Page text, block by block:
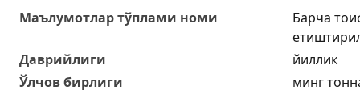
Маълумотлар тўплами номи
Барча
Даврийлиги
йиллик
Ўлчов бирлиги
минг